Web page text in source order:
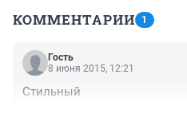
КОММЕНТАРИИ 1
Гость
8 июня 2015, 12:21
Стильный